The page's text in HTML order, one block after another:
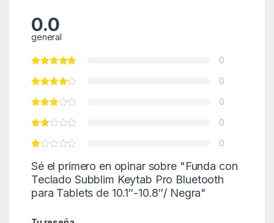
0.0
general
0
0
0
0
0
Sé el primero en opinar sobre "Funda con
Teclado Subblim Keytab Pro Bluetooth
para Tablets de 10.1″-10.8″/ Negra"